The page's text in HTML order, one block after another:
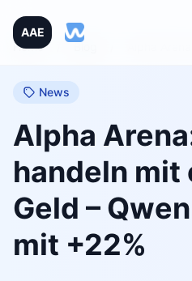
AAE
Home
Blog
News
Alpha
handeln mit
Geld –
mit +22%